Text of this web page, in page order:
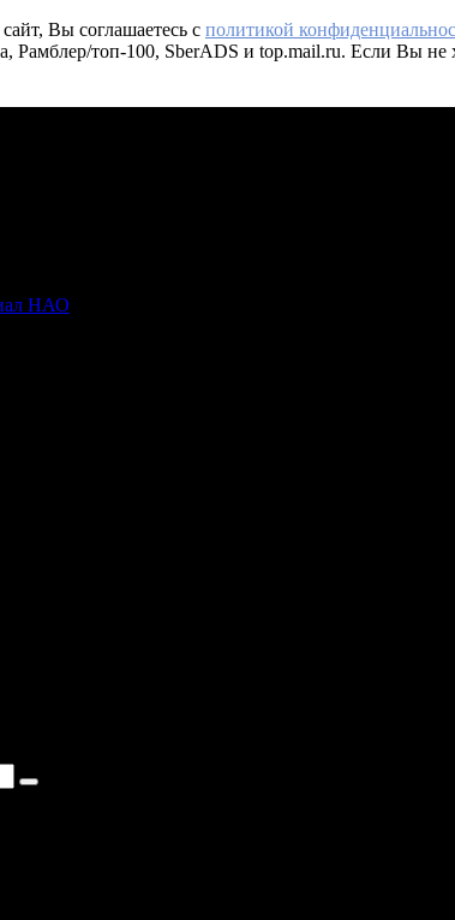
Вы соглашаетесь с политикой
Рамблер/топ-100, SberADS и top.mail.ru. Если Вы не
НАО